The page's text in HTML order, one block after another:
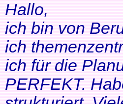
Hallo,
ich bin von
ich
ich für die
PERFEKT.